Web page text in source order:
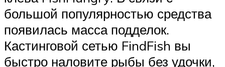
большой популярностью средства
появилась масса подделок.
Кастинговой сетью FindFish вы
быстро наловите рыбы без удочки,